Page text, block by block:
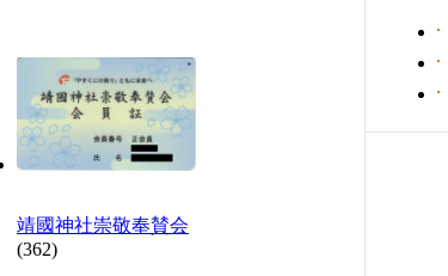
靖國神社崇敬奉賛会
(362)